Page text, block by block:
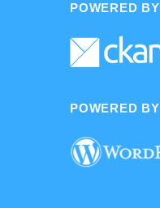
POWERED BY
POWERED BY